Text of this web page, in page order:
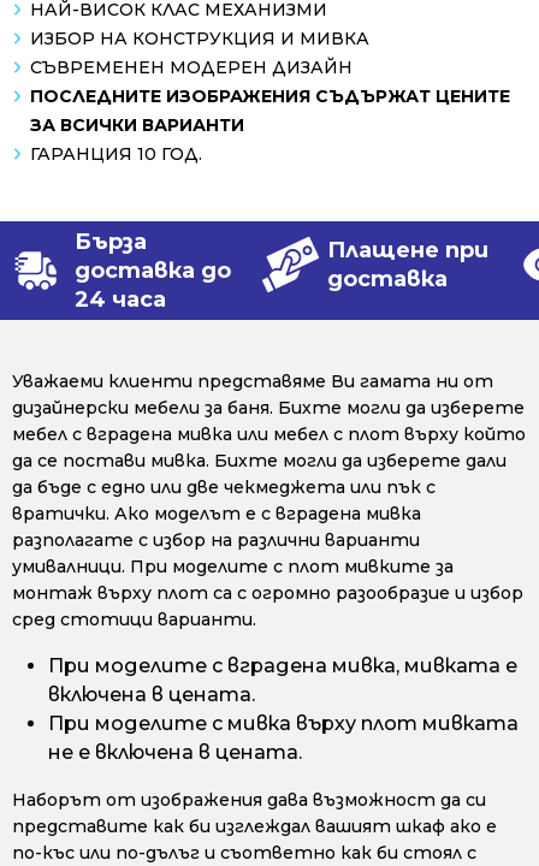
НАЙ-ВИСОК КЛАС МЕХАНИЗМИ
ИЗБОР НА КОНСТРУКЦИЯ И МИВКА
СЪВРЕМЕНЕН МОДЕРЕН ДИЗАЙН
ПОСЛЕДНИТЕ ИЗОБРАЖЕНИЯ СЪДЪРЖАТ ЦЕНИТЕ
ЗА ВСИЧКИ ВАРИАНТИ
ГАРАНЦИЯ 10 ГОД.
Бърза
доставка до
24 часа
Плащене при
доставка
Уважаеми клиенти представяме Ви гамата ни от
дизайнерски мебели за баня. Бихте могли да изберете
мебел с вградена мивка или мебел с плот върху който
да се постави мивка. Бихте могли да изберете дали
да бъде с едно или две чекмеджета или пък с
вратички. Ако моделът е с вградена мивка
разполагате с избор на различни варианти
умивалници. При моделите с плот мивките за
монтаж върху плот са с огромно разообразие и избор
сред стотици варианти.
При моделите с вградена мивка, мивката е
включена в цената.
При моделите с мивка върху плот мивката
не е включена в цената.
Наборът от изображения дава възможност да си
представите как би изглеждал вашият шкаф ако е
по-къс или по-дълъг и съответно как би стоял с